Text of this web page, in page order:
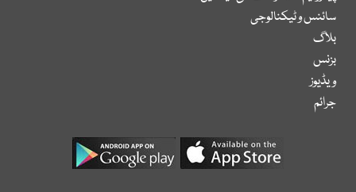
سائنس و ٹیکنالوجی
بلاگ
بزنس
ویڈیوز
جرائم